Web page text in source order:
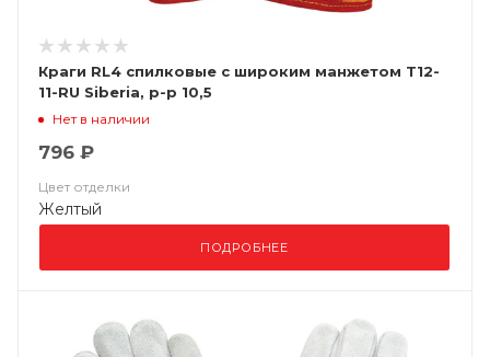
Краги RL4 спилковые с широким манжетом Т12-
11-RU Siberia, р-р 10,5
Нет в наличии
796 ₽
Цвет отделки
Желтый
ПОДРОБНЕЕ